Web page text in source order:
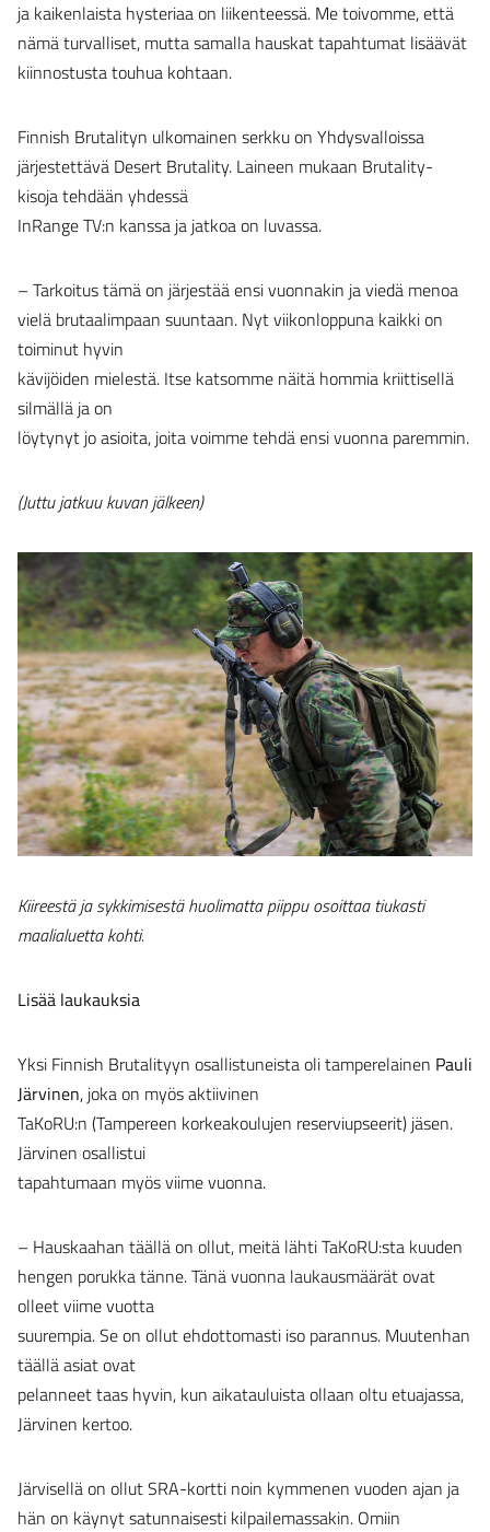
ja kaikenlaista hysteriaa on liikenteessä. Me toivomme, että
nämä turvalliset, mutta samalla hauskat tapahtumat lisäävät
kiinnostusta touhua kohtaan.
Finnish Brutalityn ulkomainen serkku on Yhdysvalloissa
järjestettävä Desert Brutality. Laineen mukaan Brutality-
kisoja tehdään yhdessä
InRange TV:n kanssa ja jatkoa on luvassa.
– Tarkoitus tämä on järjestää ensi vuonnakin ja viedä menoa
vielä brutaalimpaan suuntaan. Nyt viikonloppuna kaikki on
toiminut hyvin
kävijöiden mielestä. Itse katsomme näitä hommia kriittisellä
silmällä ja on
löytynyt jo asioita, joita voimme tehdä ensi vuonna paremmin.
(Juttu jatkuu kuvan jälkeen)
Kiireestä ja sykkimisestä huolimatta piippu osoittaa tiukasti
maalialuetta kohti.
Lisää laukauksia
Yksi Finnish Brutalityyn osallistuneista oli tamperelainen Pauli
Järvinen, joka on myös aktiivinen
TaKoRU:n (Tampereen korkeakoulujen reserviupseerit) jäsen.
Järvinen osallistui
tapahtumaan myös viime vuonna.
– Hauskaahan täällä on ollut, meitä lähti TaKoRU:sta kuuden
hengen porukka tänne. Tänä vuonna laukausmäärät ovat
olleet viime vuotta
suurempia. Se on ollut ehdottomasti iso parannus. Muutenhan
täällä asiat ovat
pelanneet taas hyvin, kun aikatauluista ollaan oltu etuajassa,
Järvinen kertoo.
Järvisellä on ollut SRA-kortti noin kymmenen vuoden ajan ja
hän on käynyt satunnaisesti kilpailemassakin. Omiin